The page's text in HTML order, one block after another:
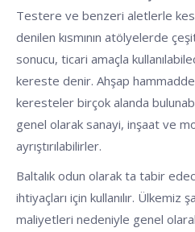
Testere ve benzeri aletlerle
denilen kısmının atölyelerde
sonucu, ticari amaçla
kereste denir. Ahşap
keresteler birçok alanda
genel olarak sanayi, inşaat ve
ayrıştırılabilirler.
Baltalık odun olarak ta tabir
ihtiyaçları için kullanılır. Ülkemiz
maliyetleri nedeniyle genel